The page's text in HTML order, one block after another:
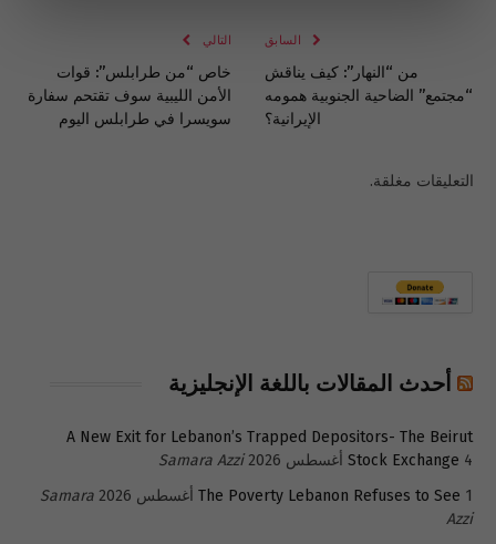
السابق
من “النهار”: كيف يناقش
“مجتمع” الضاحية الجنوبية همومه
الإيرانية؟
التالي
خاص “من طرابلس”: قوات
الأمن الليبية سوف تقتحم سفارة
سويسرا في طرابلس اليوم
التعليقات مغلقة.
أحدث المقالات باللغة الإنجليزية
A New Exit for Lebanon’s Trapped Depositors- The Beirut
Stock Exchange 4 أغسطس 2026
Samara Azzi
The Poverty Lebanon Refuses to See 1 أغسطس 2026
Samara
Azzi